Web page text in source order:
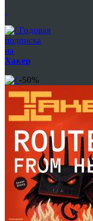
Годовая
подписка
на
Хакер
-50%